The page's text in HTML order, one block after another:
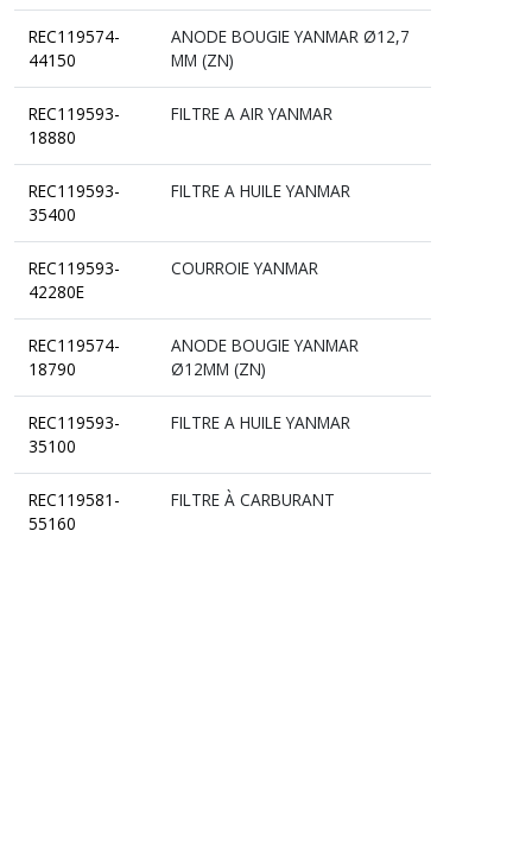
REC119574-
44150
ANODE BOUGIE YANMAR Ø12,7
MM (ZN)
REC119593-
18880
FILTRE A AIR YANMAR
REC119593-
35400
FILTRE A HUILE YANMAR
REC119593-
42280E
COURROIE YANMAR
REC119574-
18790
ANODE BOUGIE YANMAR
Ø12MM (ZN)
REC119593-
35100
FILTRE A HUILE YANMAR
REC119581-
55160
FILTRE À CARBURANT